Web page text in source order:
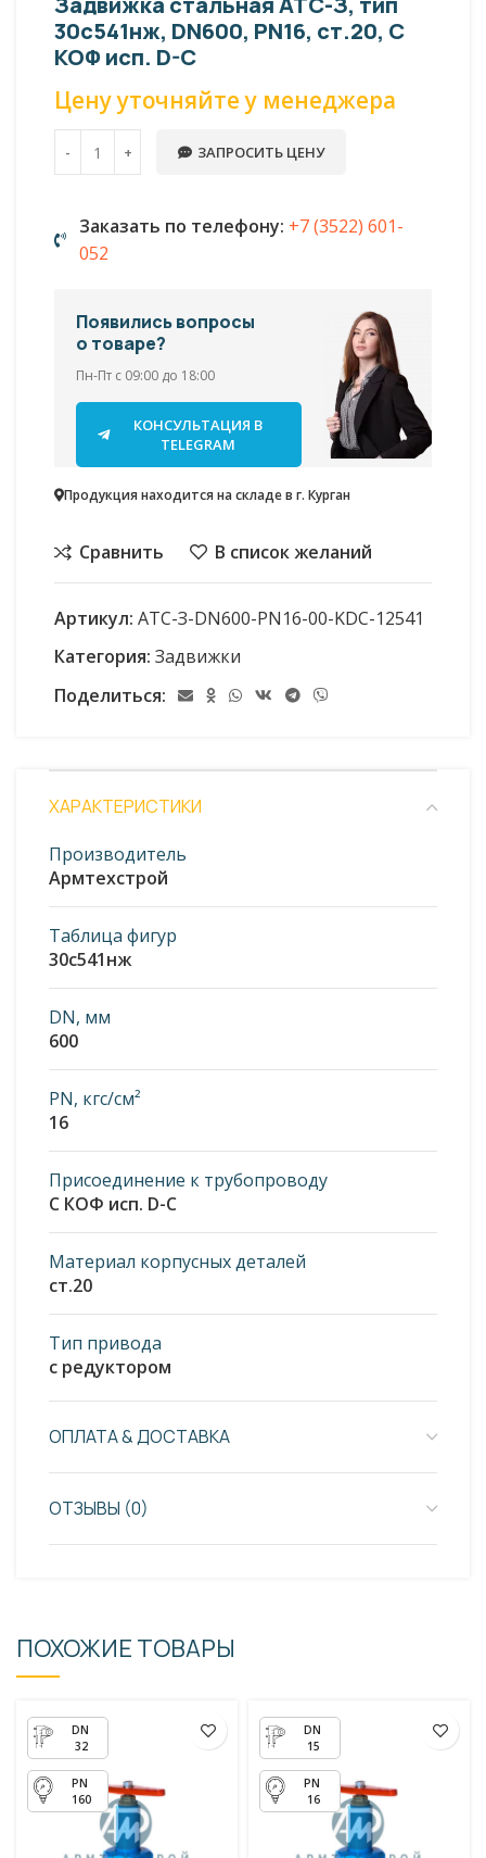
30с541нж, DN600, PN16, ст.20, С
КОФ исп. D-C
Цену уточняйте у менеджера
ЗАПРОСИТЬ ЦЕНУ
Заказать по телефону: +7 (3522) 601-
052
Появились вопросы
о товаре?
Пн-Пт с 09:00 до 18:00
КОНСУЛЬТАЦИЯ В
TELEGRAM
Продукция находится на складе в г. Курган
Сравнить В список желаний
Артикул: АТС-З-DN600-PN16-00-KDC-12541
Категория: Задвижки
Поделиться:
ХАРАКТЕРИСТИКИ
Производитель
Армтехстрой
Таблица фигур
30с541нж
DN, мм
600
PN, кгс/см²
16
Присоединение к трубопроводу
С КОФ исп. D-C
Материал корпусных деталей
ст.20
Тип привода
с редуктором
ОПЛАТА & ДОСТАВКА
ОТЗЫВЫ (0)
ПОХОЖИЕ ТОВАРЫ
32
160
15
16